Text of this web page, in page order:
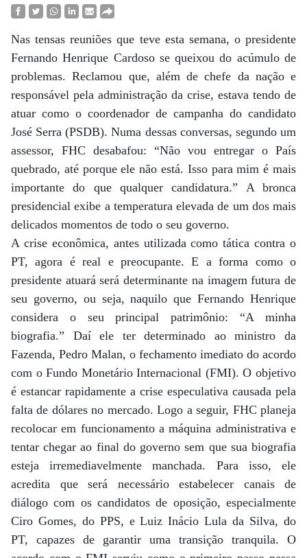
Nas tensas reuniões que teve esta semana, o presidente
Fernando Henrique Cardoso se queixou do acúmulo de
problemas. Reclamou que, além de chefe da nação e
responsável pela administração da crise, estava tendo de
atuar como o coordenador de campanha do candidato
José Serra (PSDB). Numa dessas conversas, segundo um
assessor, FHC desabafou: “Não vou entregar o País
quebrado, até porque ele não está. Isso para mim é mais
importante do que qualquer candidatura.” A bronca
presidencial exibe a temperatura elevada de um dos mais
delicados momentos de todo o seu governo.
A crise econômica, antes utilizada como tática contra o
PT, agora é real e preocupante. E a forma como o
presidente atuará será determinante na imagem futura de
seu governo, ou seja, naquilo que Fernando Henrique
considera o seu principal patrimônio: “A minha
biografia.” Daí ele ter determinado ao ministro da
Fazenda, Pedro Malan, o fechamento imediato do acordo
com o Fundo Monetário Internacional (FMI). O objetivo
é estancar rapidamente a crise especulativa causada pela
falta de dólares no mercado. Logo a seguir, FHC planeja
recolocar em funcionamento a máquina administrativa e
tentar chegar ao final do governo sem que sua biografia
esteja irremediavelmente manchada. Para isso, ele
acredita que será necessário estabelecer canais de
diálogo com os candidatos de oposição, especialmente
Ciro Gomes, do PPS, e Luiz Inácio Lula da Silva, do
PT, capazes de garantir uma transição tranquila. O